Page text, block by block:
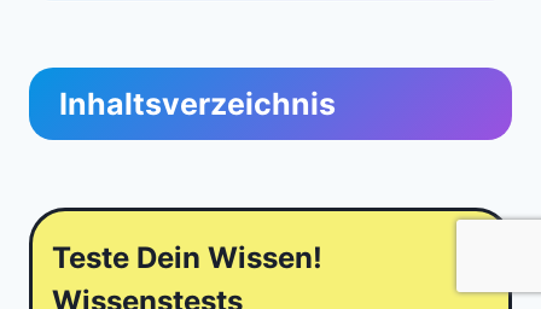
Inhaltsverzeichnis
Teste Dein Wissen!
Wissenstests